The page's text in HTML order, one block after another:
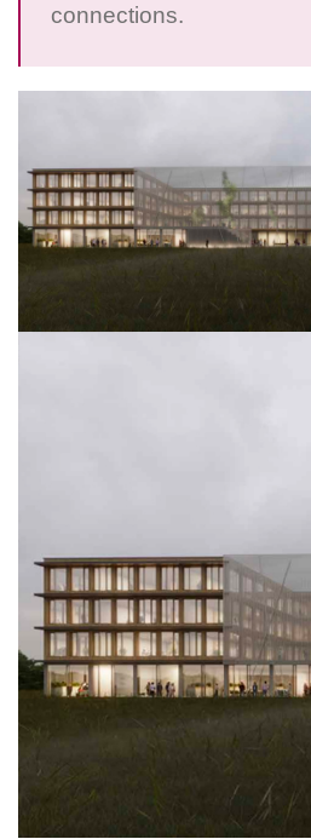
connections.